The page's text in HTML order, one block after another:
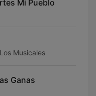
Mi Pueblo
Musicales
Ganas